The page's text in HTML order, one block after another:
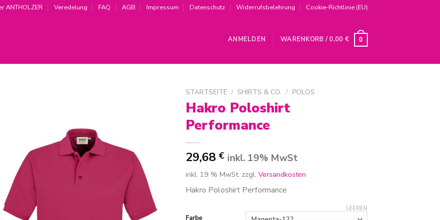
ANTHOLZER Veredelung FAQ AGB Impressum Datenschutz Widerrufsbelehrung Cookie-Richtlinie (EU)
ANMELDEN WARENKORB / 0,00 € 0
STARTSEITE / SHIRTS & CO. / POLOS
Hakro Poloshirt
Performance
29,68 € inkl. 19% MwSt
inkl. 19 % MwSt. zzgl.Versandkosten
Hakro Poloshirt Performance
Farbe
LEEREN